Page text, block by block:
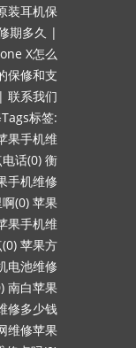
装耳机保
期多久 |
X怎么
保修和支
| 联系我们
标签:
果手机维
话(0) 衡
手机维修
(0) 苹果
果手机维
苹果方
电池维修
南白苹果
修多少钱
维修苹果